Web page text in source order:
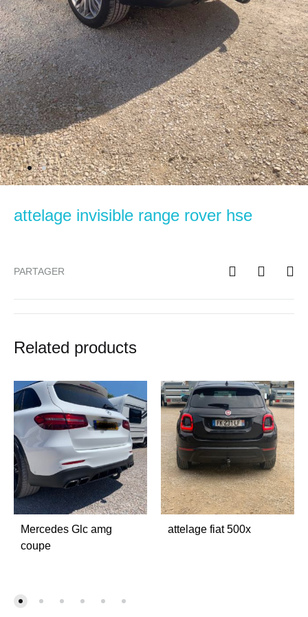
attelage invisible range rover hse
PARTAGER
Related products
Mercedes Glc amg
coupe
attelage fiat 500x